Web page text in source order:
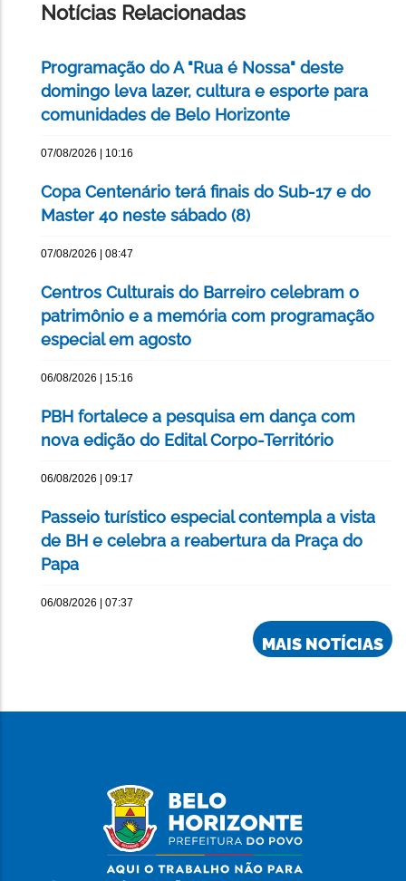
Notícias Relacionadas
Programação do A "Rua é Nossa" deste
domingo leva lazer, cultura e esporte para
comunidades de Belo Horizonte
07/08/2026 | 10:16
Copa Centenário terá finais do Sub-17 e do
Master 40 neste sábado (8)
07/08/2026 | 08:47
Centros Culturais do Barreiro celebram o
patrimônio e a memória com programação
especial em agosto
06/08/2026 | 15:16
PBH fortalece a pesquisa em dança com
nova edição do Edital Corpo-Território
06/08/2026 | 09:17
Passeio turístico especial contempla a vista
de BH e celebra a reabertura da Praça do
Papa
06/08/2026 | 07:37
MAIS NOTÍCIAS